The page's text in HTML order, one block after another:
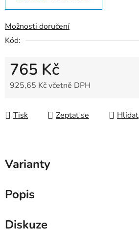
Možnosti doručení
Kód:
765 Kč
925,65 Kč včetně DPH
Tisk
Zeptat se Hlídat
Varianty
Popis
Diskuze